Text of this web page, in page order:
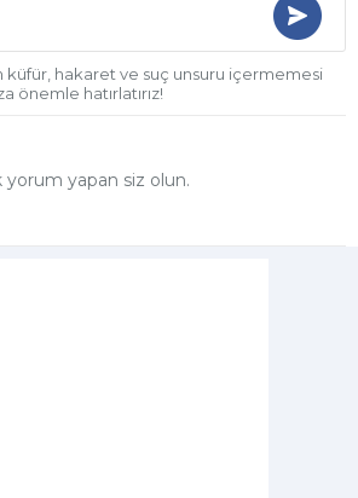
küfür, hakaret ve suç unsuru içermemesi
önemle hatırlatırız!
yorum yapan siz olun.